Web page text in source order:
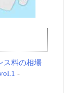
料の相場
-